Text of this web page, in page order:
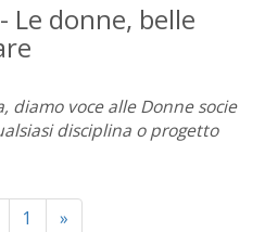
Le donne, belle
diamo voce alle Donne socie
disciplina o progetto
1 »Next